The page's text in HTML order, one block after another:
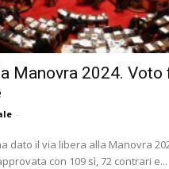
Manovra 2024. Voto
-
dato il via libera alla Manovra
con 109 sì, 72 contrari e...